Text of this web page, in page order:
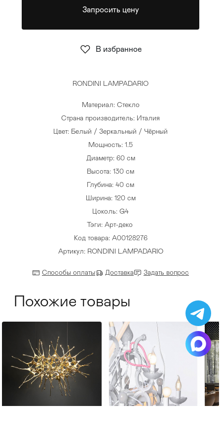
RONDINI LAMPADARIO
Материал: Стекло
Страна производитель: Италия
Цвет: Белый / Зеркальный / Чёрный
Мощность: 1.5
Диаметр: 60 см
Высота: 130 см
Глубина: 40 см
Ширина: 120 см
Цоколь: G4
Тэги: Арт-деко
Код товара: A00128276
Артикул: RONDINI LAMPADARIO
Способы оплаты Доставка Задать вопрос
Запросить цену
В избранное
Похожие товары